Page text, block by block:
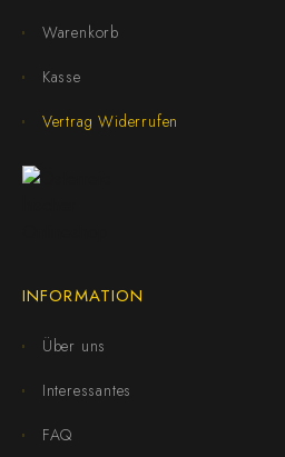
Warenkorb
Kasse
Vertrag Widerrufen
INFORMATION
Über uns
Interessantes
FAQ